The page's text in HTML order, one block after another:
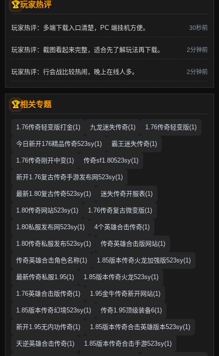
玩家热评
玩家热评：多端下载入口清楚，PC 端挂机方便。 30秒前
玩家热评：截图看起来完整，适合先了解玩法再下载。 2分钟前
玩家热评：行会战比较热闹，晚上在线人多。 2分钟前
相关专题
1.76传奇轻变版打金(1) 九龙迷失传奇(1) 1.76传奇轻变版(1)
今日新开176精品传奇523sy(1) 霸王迷失传奇(1)
1.76传奇刚开中变(1) 传奇sf1.80523sy(1)
新开1.76复古传奇手游发布网523sy(1)
最新1.80复古传奇523sy(1) 迷失传奇开服表(1)
1.80传奇网站523sy(1) 1.76传奇复古微变版(1)
1.80私服发布网523sy(1) 4个英雄合击传奇(1)
1.80传奇私服发布523sy(1) 传奇英雄合击版网站(1)
传奇英雄合击角色名称(1) 1.85版本传奇火龙加强版523sy(1)
最新传奇私服1.95(1) 1.85版本传奇火龙523sy(1)
1.76英雄合击版传奇(1) 1.95金牛传奇新开网站(1)
1.85版本传奇幻境523sy(1) 传奇1.95顶级装备6(1)
新开1.95无内功传奇(1) 1.85版本传奇合击英雄版本523sy(1)
天逆英雄合击传奇(1) 1.85版本传奇合击手游523sy(1)